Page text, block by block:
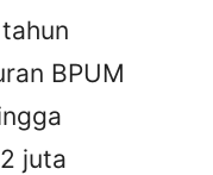
BPUM
juta